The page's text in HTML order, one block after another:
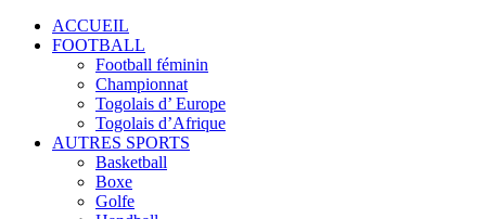
ACCUEIL
FOOTBALL
Football féminin
Championnat
Togolais d’ Europe
Togolais d’Afrique
AUTRES SPORTS
Basketball
Boxe
Golfe